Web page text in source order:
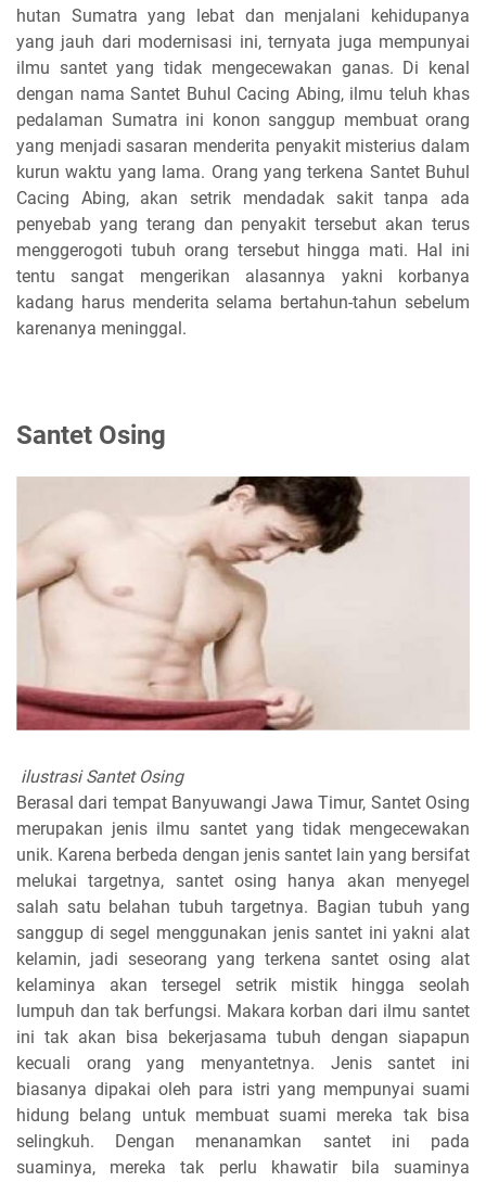
hutan Sumatra yang lebat dan menjalani kehidupanya
yang jauh dari modernisasi ini, ternyata juga mempunyai
ilmu santet yang tidak mengecewakan ganas. Di kenal
dengan nama Santet Buhul Cacing Abing, ilmu teluh khas
pedalaman Sumatra ini konon sanggup membuat orang
yang menjadi sasaran menderita penyakit misterius dalam
kurun waktu yang lama. Orang yang terkena Santet Buhul
Cacing Abing, akan setrik mendadak sakit tanpa ada
penyebab yang terang dan penyakit tersebut akan terus
menggerogoti tubuh orang tersebut hingga mati. Hal ini
tentu sangat mengerikan alasannya yakni korbanya
kadang harus menderita selama bertahun-tahun sebelum
karenanya meninggal.
Santet Osing
ilustrasi Santet Osing
Berasal dari tempat Banyuwangi Jawa Timur, Santet Osing
merupakan jenis ilmu santet yang tidak mengecewakan
unik. Karena berbeda dengan jenis santet lain yang bersifat
melukai targetnya, santet osing hanya akan menyegel
salah satu belahan tubuh targetnya. Bagian tubuh yang
sanggup di segel menggunakan jenis santet ini yakni alat
kelamin, jadi seseorang yang terkena santet osing alat
kelaminya akan tersegel setrik mistik hingga seolah
lumpuh dan tak berfungsi. Makara korban dari ilmu santet
ini tak akan bisa bekerjasama tubuh dengan siapapun
kecuali orang yang menyantetnya. Jenis santet ini
biasanya dipakai oleh para istri yang mempunyai suami
hidung belang untuk membuat suami mereka tak bisa
selingkuh. Dengan menanamkan santet ini pada
suaminya, mereka tak perlu khawatir bila suaminya